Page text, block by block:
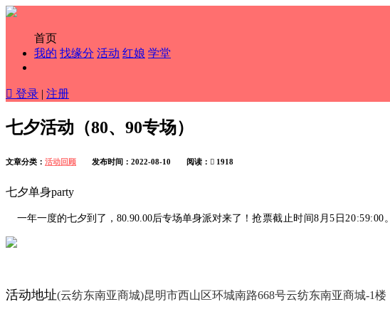
首页
我的 找缘分 活动 红娘 学堂
 登录 | 注册
七夕活动（80、90专场）
文章分类： 活动回顾 发布时间：2022-08-10 阅读：  1918
七夕单身party
一年一度的七夕到了，80.90.00后专场单身派对来了！ 抢票截止时间8月5日 20:59:00 。
活动地址(云纺东南亚商城)昆明市西山区环城南路668号云纺东南亚商城-1楼